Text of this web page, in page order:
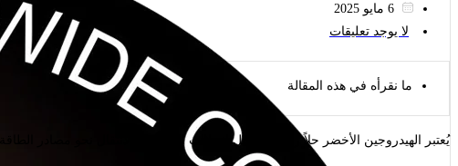
6 مايو 2025
لا يوجد تعليقات
ما نقرأه في هذه المقالة
يُعتبر الهيدروجين الأخضر حلاً رئيسيًا لتقليل انبعاثات الكربون والانتقال نحو مصادر